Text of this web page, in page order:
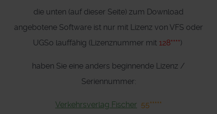
die unten (auf dieser Seite) zum Download
angebotene Software ist nur mit Lizenz von VFS oder
UGSo lauffähig (Lizenznummer mit 128****)
haben Sie eine anders beginnende Lizenz /
Seriennummer:
Verkehrsverlag Fischer 55*****